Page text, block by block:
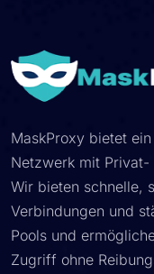
MaskProxy bietet
Netzwerk mit Privat-
Wir bieten schnelle,
Verbindungen und
Pools und
Zugriff ohne